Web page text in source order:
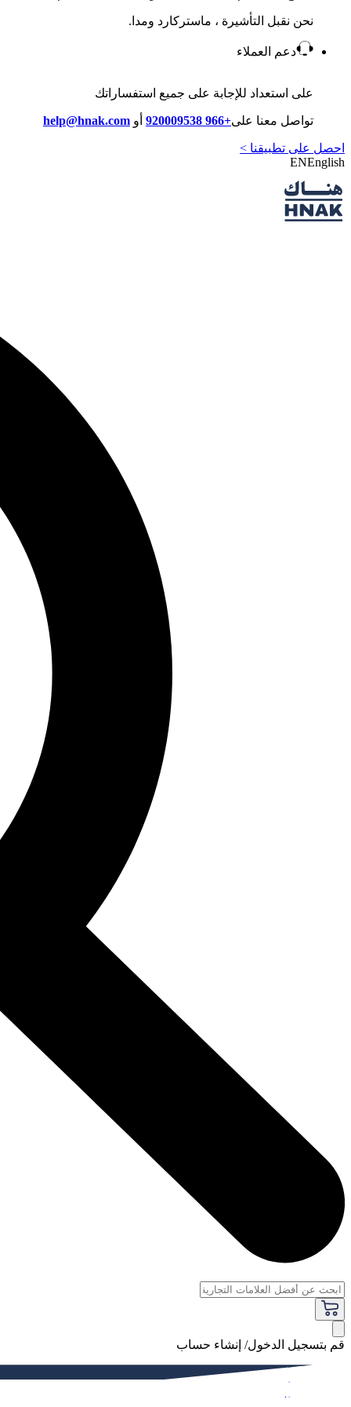
نحن نقبل التأشيرة ، ماستركارد ومدا.
دعم العملاء
على استعداد للإجابة على جميع استفساراتك
تواصل معنا على+966 920009538 أو help@hnak.com
احصل على تطبيقنا >
ENEnglish
قم بتسجيل الدخول/ إنشاء حساب
فاخر
النساء
الرجال